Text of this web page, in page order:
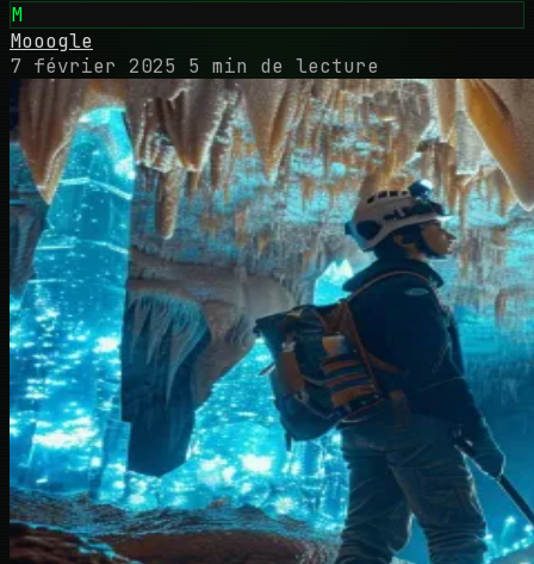
M
Mooogle
7 février 2025
5 min de lecture